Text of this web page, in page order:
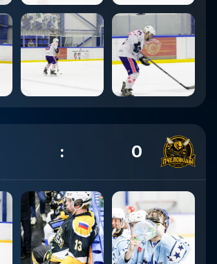
: 0